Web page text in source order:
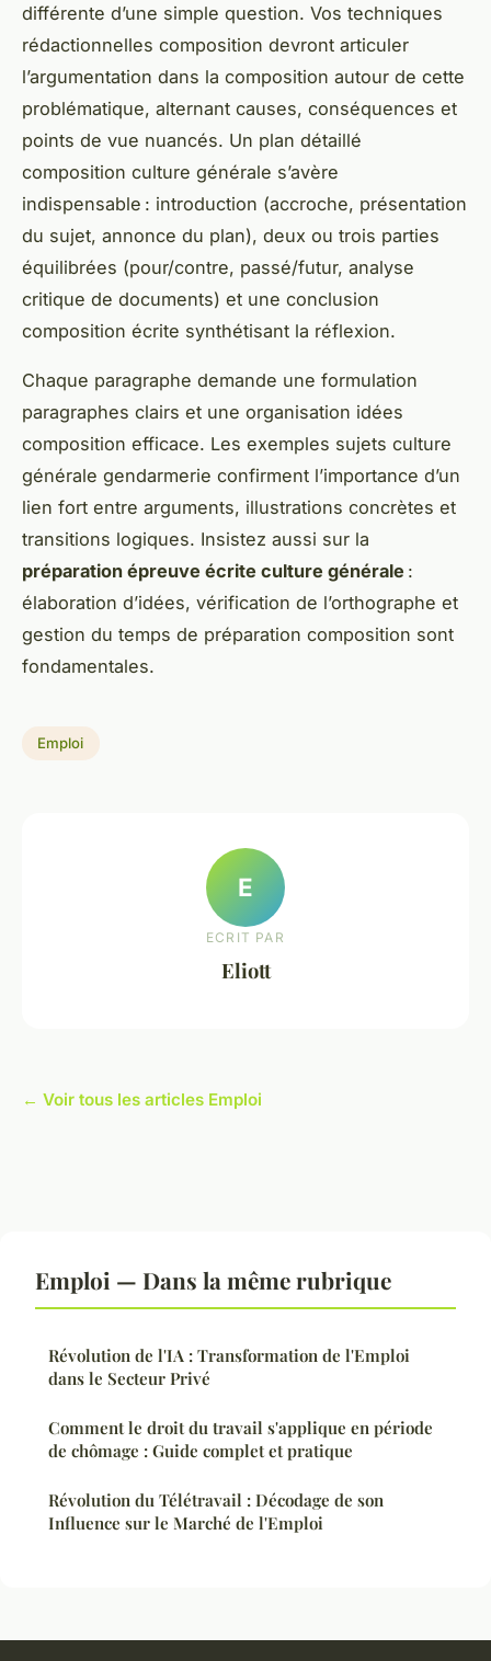
différente d’une simple question. Vos techniques
rédactionnelles composition devront articuler
l’argumentation dans la composition autour de cette
problématique, alternant causes, conséquences et
points de vue nuancés. Un plan détaillé
composition culture générale s’avère
indispensable : introduction (accroche, présentation
du sujet, annonce du plan), deux ou trois parties
équilibrées (pour/contre, passé/futur, analyse
critique de documents) et une conclusion
composition écrite synthétisant la réflexion.
Chaque paragraphe demande une formulation
paragraphes clairs et une organisation idées
composition efficace. Les exemples sujets culture
générale gendarmerie confirment l’importance d’un
lien fort entre arguments, illustrations concrètes et
transitions logiques. Insistez aussi sur la
préparation épreuve écrite culture générale :
élaboration d’idées, vérification de l’orthographe et
gestion du temps de préparation composition sont
fondamentales.
Emploi
E
ECRIT PAR
Eliott
← Voir tous les articles Emploi
Emploi — Dans la même rubrique
Révolution de l'IA : Transformation de l'Emploi
dans le Secteur Privé
Comment le droit du travail s'applique en période
de chômage : Guide complet et pratique
Révolution du Télétravail : Décodage de son
Influence sur le Marché de l'Emploi